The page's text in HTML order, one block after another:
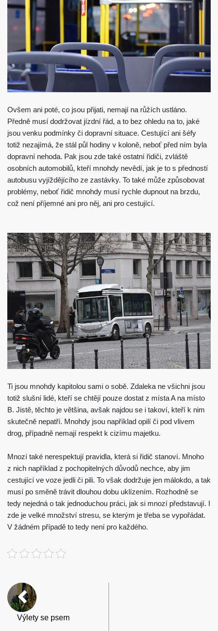
Ovšem ani poté, co jsou přijati, nemají na růžích ustláno.
Předně musí dodržovat jízdní řád, a to bez ohledu na to, jaké
jsou venku podmínky či dopravní situace. Cestující ani šéfy
totiž nezajímá, že stál půl hodiny v koloně, neboť před ním byla
dopravní nehoda. Pak jsou zde také ostatní řidiči, zvláště
osobních automobilů, kteří mnohdy nevědí, jak je to s předností
autobusu vyjíždějícího ze zastávky. To také může způsobovat
problémy, neboť řidič mnohdy musí rychle dupnout na brzdu,
což není příjemné ani pro něj, ani pro cestující.
Ti jsou mnohdy kapitolou sami o sobě. Zdaleka ne všichni jsou
totiž slušní lidé, kteří se chtějí pouze dostat z místa A na místo
B. Jistě, těchto je většina, avšak najdou se i takoví, kteří k nim
skutečně nepatří. Mnohdy jsou například opilí či pod vlivem
drog, případně nemají respekt k cizímu majetku.
Mnozí také nerespektují pravidla, která si řidič stanoví. Mnoho
z nich například z pochopitelných důvodů nechce, aby jim
cestující ve voze jedli či pili. To však dodržuje jen málokdo, a tak
musí po směně trávit dlouhou dobu uklízením. Rozhodně se
tedy nejedná o tak jednoduchou práci, jak si mnozí představují. I
zde je velké množství stresu, se kterým je třeba se vypořádat.
V žádném případě to tedy není pro každého.
Výlety se psem